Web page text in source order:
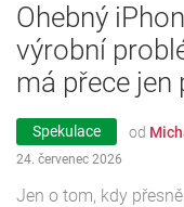
Ohebný
výrobní
má přece
Spekulace od
24. červenec 2026
Jen o tom, kdy